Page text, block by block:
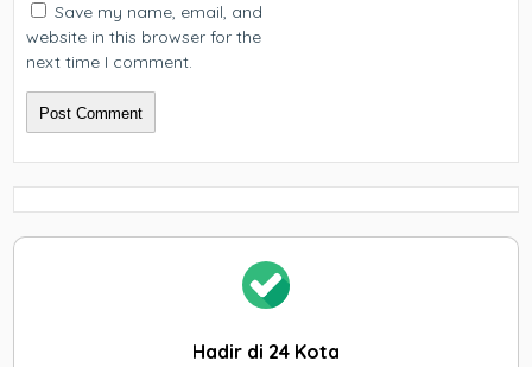
Save my name, email, and
website in this browser for the
next time I comment.
Hadir di 24 Kota